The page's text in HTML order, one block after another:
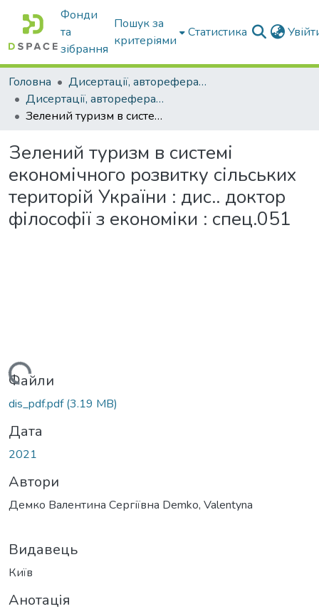
Фонди
та
зібрання
Пошук за
критеріями
Статистика
Головна
Дисертації, автореферати дисертацій
Дисертації, автореферати дисертацій
Зелений туризм в системі економічного розвитку сільських територій України : дис.. доктор філософії з економіки : спец.051
Зелений туризм в системі
економічного розвитку сільських
територій України : дис.. доктор
філософії з економіки : спец.051
Файли
dis_pdf.pdf(3.19 MB)
Дата
2021
Автори
Демко Валентина Сергіївна Demko, Valentyna
Видавець
Київ
Анотація